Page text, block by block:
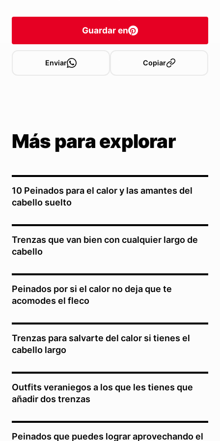
Guardar en
Enviar Copiar
Más para explorar
10 Peinados para el calor y las amantes del
cabello suelto
Trenzas que van bien con cualquier largo de
cabello
Peinados por si el calor no deja que te
acomodes el fleco
Trenzas para salvarte del calor si tienes el
cabello largo
Outfits veraniegos a los que les tienes que
añadir dos trenzas
Peinados que puedes lograr aprovechando el